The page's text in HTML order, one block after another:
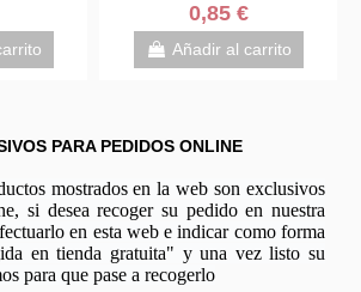
0,85 €
Añadir al carrito
PARA PEDIDOS ONLINE
mostrados en la web son exclusivos
si desea recoger su pedido en nuestra
en esta web e indicar como forma
en tienda gratuita" y una vez listo su
para que pase a recogerlo